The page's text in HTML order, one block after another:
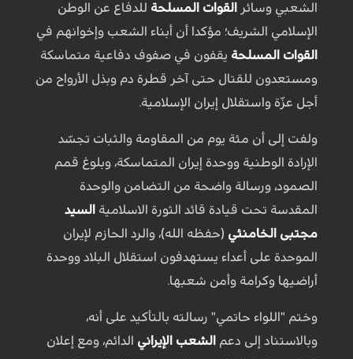
الشعبي وسائر
القوات المسلحة للدفاع عن الوطن
الإسلامي الشريف؛ مؤكدا أن أبناء الشعب وإخوانهم في
القوات المسلحة يقفون في صفوف دفاعية متماسكة
ومستعدون للقتال حتى آخر قطرة دم وبذل الأرواح من
أجل عزّة واستقلال إيران الإسلامية.
ولفت إلى أن مئة يوم من المقاومة والثبات تجسّد
الإرادة الوطنية ووحدة إيران المتماسكة، وبلوغ قمم
الصمود، ورسالة واضحة من التضامن والوحدة
المقدسة تحت قيادة قائد الثورة الاسلامية السيد
مجتبى الخامنئي (حفظه الله)، والرد الحازم لإيران
الموحدة على أعداء يستهدفون استقلال البلاد ووحدة
أراضيها وكرامة وأمن شعبها.
وختم "اللواء حاتمي" رسالته بالتأكيد على أنه،
وبالاستناد إلى دعم الشعب الإيراني الدائم، ومع إعلان